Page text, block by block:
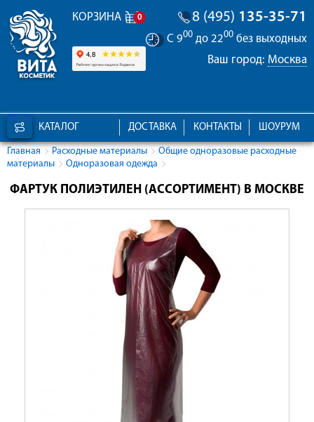
КОРЗИНА 0 8 (495) 135-35-71
С 900 до 2200 без выходных
Ваш город: Москва
КАТАЛОГ ШОУРУМ
КОНТАКТЫ
ДОСТАВКА
Главная Расходные материалы
Общие одноразовые расходные
материалы
Одноразовая одежда
ФАРТУК ПОЛИЭТИЛЕН (АССОРТИМЕНТ) В МОСКВЕ